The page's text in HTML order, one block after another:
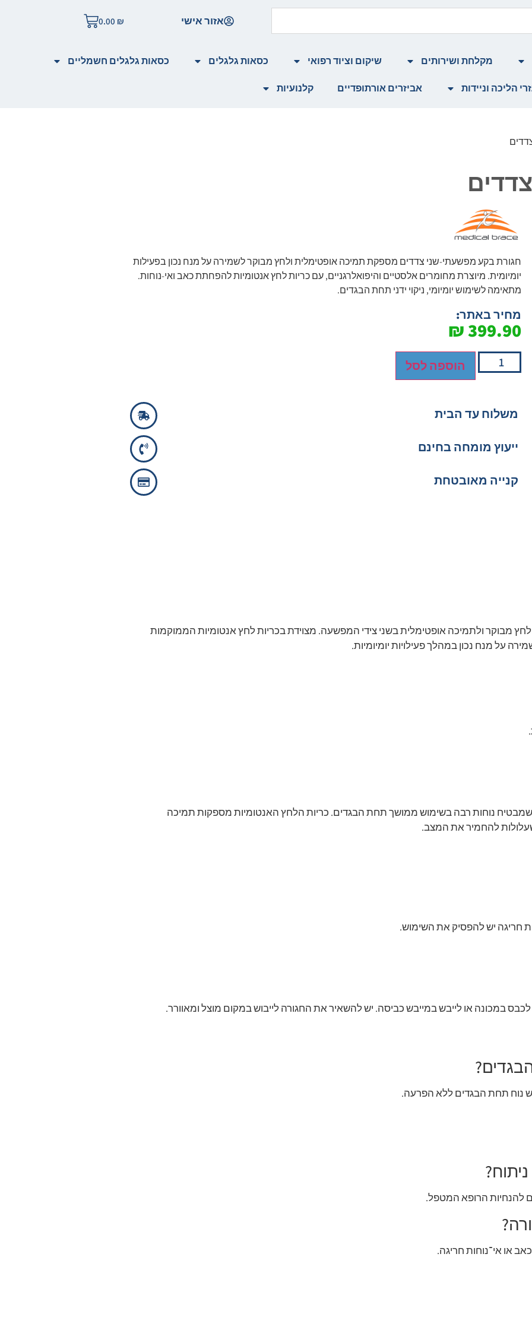
אזור אישי 0.00 ₪
מקלחת ושירותים שיקום וציוד רפואי כסאות גלגלים כסאות גלגלים חשמליים
הליכה וניידות אביזרים אורתופדיים קלנועיות
חגורת בקע מפשעתי-שני צדדים מספקת תמיכה אופטימלית ולחץ מבוקר לשמירה על מנח נכון בפעילות
יומיומית. מיוצרת מחומרים אלסטיים והיפואלרגניים, עם כריות לחץ אנטומיות להפחתת כאב ואי-נוחות.
מתאימה לשימוש יומיומי, ניקוי ידני תחת הבגדים.
מחיר באתר:
399.90
₪
הוספה לסל
משלוח עד הבית
ייעוץ מומחה בחינם
קנייה מאובטחת
מבוקר ולתמיכה אופטימלית בשני צידי המפשעה. מצוידת בכריות לחץ אנטומיות הממוקמות
על מנח נכון במהלך פעילויות יומיומיות.
שמבטיח נוחות רבה בשימוש ממושך תחת הבגדים. כריות הלחץ האנטומיות מספקות תמיכה
שעלולות להחמיר את המצב.
חריגה יש להפסיק את השימוש.
לכבס במכונה או לייבש במייבש כביסה. יש להשאיר את החגורה לייבוש במקום מוצל ומאוורר.
נוח תחת הבגדים ללא הפרעה.
להנחיות הרופא המטפל.
או אי־נוחות חריגה.